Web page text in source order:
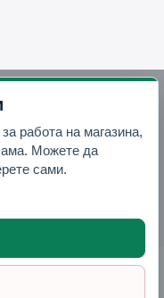
работа на магазина,
Можете да
сами.